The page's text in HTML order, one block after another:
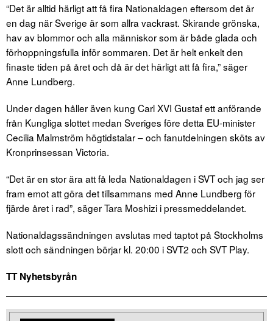
“Det är alltid härligt att få fira Nationaldagen eftersom det är
en dag när Sverige är som allra vackrast. Skirande grönska,
hav av blommor och alla människor som är både glada och
förhoppningsfulla inför sommaren. Det är helt enkelt den
finaste tiden på året och då är det härligt att få fira,” säger
Anne Lundberg.
Under dagen håller även kung Carl XVI Gustaf ett anförande
från Kungliga slottet medan Sveriges före detta EU-minister
Cecilia Malmström högtidstalar – och fanutdelningen sköts av
Kronprinsessan Victoria.
“Det är en stor ära att få leda Nationaldagen i SVT och jag ser
fram emot att göra det tillsammans med Anne Lundberg för
fjärde året i rad”, säger Tara Moshizi i pressmeddelandet.
Nationaldagssändningen avslutas med taptot på Stockholms
slott och sändningen börjar kl. 20:00 i SVT2 och SVT Play.
TT Nyhetsbyrån